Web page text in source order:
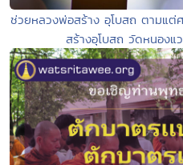
ช่วยหลวงพ่อสร้าง อุโบสถ ตามแต่
สร้างอุโบสถ วัดหนอง